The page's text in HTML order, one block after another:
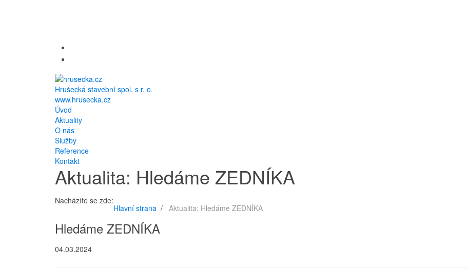
Hrušecká stavební spol. s r. o.
www.hrusecka.cz
Úvod
Aktuality
O nás
Služby
Reference
Kontakt
Aktualita: Hledáme ZEDNÍKA
Nacházíte se zde:
Hlavní strana Aktualita: Hledáme ZEDNÍKA
Hledáme ZEDNÍKA
04.03.2024